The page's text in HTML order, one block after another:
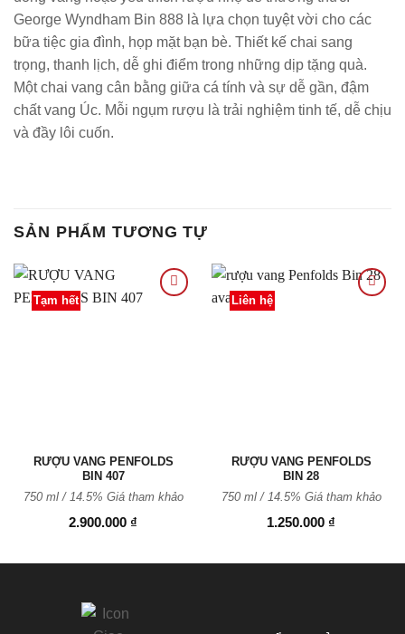
George Wyndham Bin 888 là lựa chọn tuyệt vời cho các
bữa tiệc gia đình, họp mặt bạn bè. Thiết kế chai sang
trọng, thanh lịch, dễ ghi điểm trong những dịp tặng quà.
Một chai vang cân bằng giữa cá tính và sự dễ gần, đậm
chất vang Úc. Mỗi ngụm rượu là trải nghiệm tinh tế, dễ chịu
và đầy lôi cuốn.
SẢN PHẨM TƯƠNG TỰ
Tạm hết
RƯỢU VANG PENFOLDS
BIN 407
2.900.000 ₫
750 ml / 14.5% Giá tham khảo
Liên hệ
RƯỢU VANG PENFOLDS
BIN 28
1.250.000 ₫
750 ml / 14.5% Giá tham khảo